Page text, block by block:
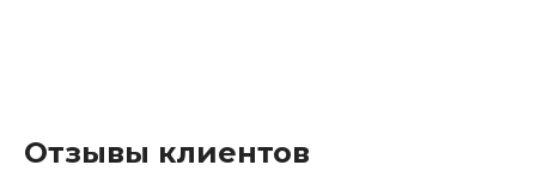
Отзывы клиентов